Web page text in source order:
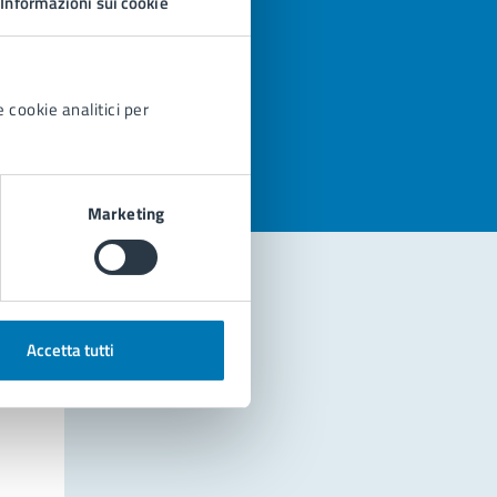
cookie analitici per
Marketing
Accetta tutti